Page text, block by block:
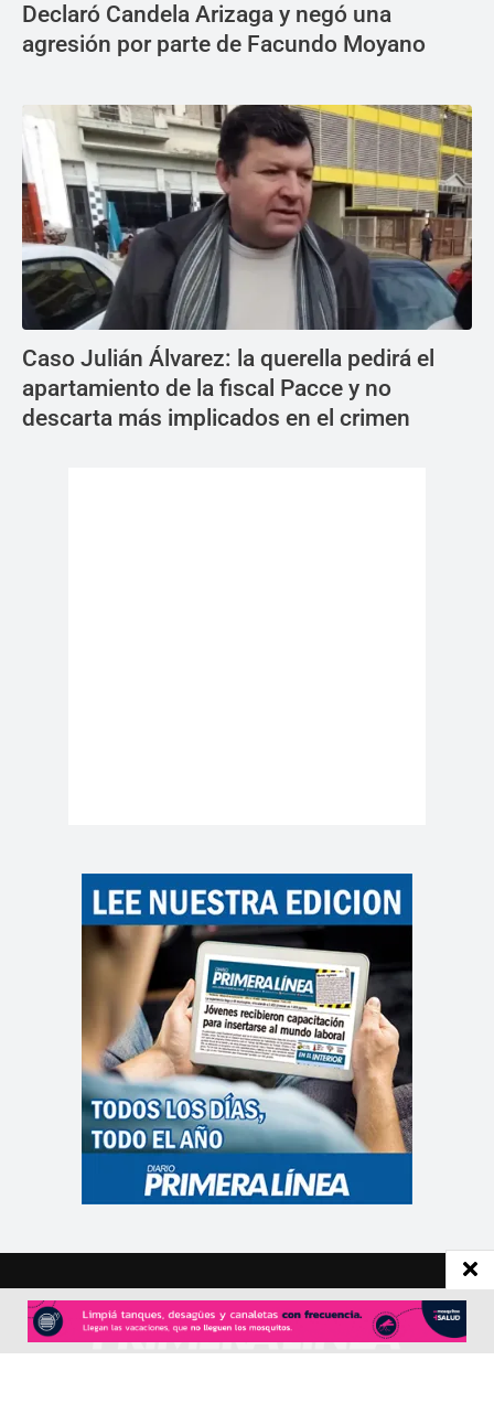
Declaró Candela Arizaga y negó una
agresión por parte de Facundo Moyano
Caso Julián Álvarez: la querella pedirá el
apartamiento de la fiscal Pacce y no
descarta más implicados en el crimen